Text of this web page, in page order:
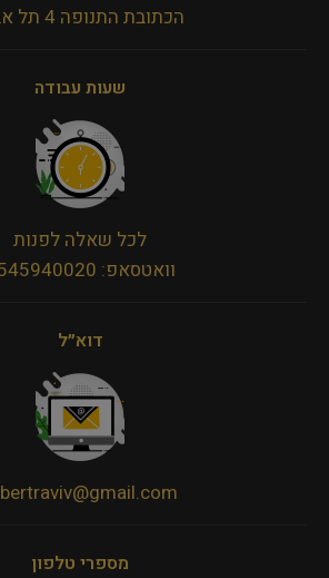
הכתובת התנופה 4 תל אביב
שעות עבודה
לכל שאלה לפנות
וואטסאפ: 0545940020
דוא״ל
מספרי טלפון